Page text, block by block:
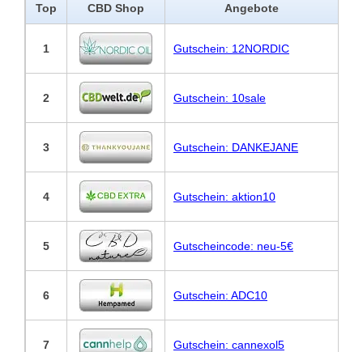
Top CBD Shop Angebote
1 Gutschein: 12NORDIC
2 Gutschein: 10sale
3 Gutschein: DANKEJANE
4 Gutschein: aktion10
5 Gutscheincode: neu-5€
6 Gutschein: ADC10
7 Gutschein: cannexol5